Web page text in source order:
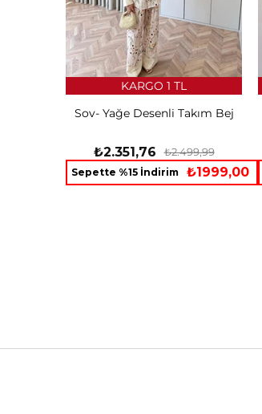
Sov- Yağe Desenli Takım Bej
₺2.351,76 ₺2.499,99
Sepette %15 İndirim ₺1999,00
KARGO 1 TL